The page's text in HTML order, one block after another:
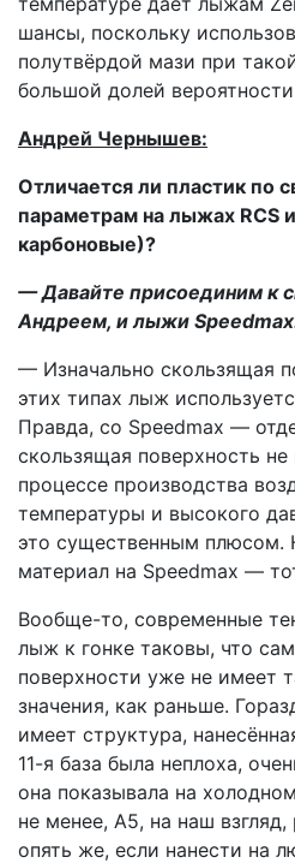
шансы, поскольку
полутвёрдой мази при
большой долей
Андрей Чернышев:
Отличается ли пластик по
параметрам на лыжах RCS
карбоновые)?
— Давайте присоединим к
Андреем, и лыжи
— Изначально скользящая
этих типах лыж
Правда, со Speedmax —
скользящая поверхность не
процессе производства
температуры и высокого
это существенным плюсом.
материал на Speedmax —
Вообще-то, современные
лыж к гонке таковы, что
поверхности уже не имеет
значения, как раньше.
имеет структура,
11-я база была неплоха,
она показывала на
не менее, А5, на наш
опять же, если нанести на